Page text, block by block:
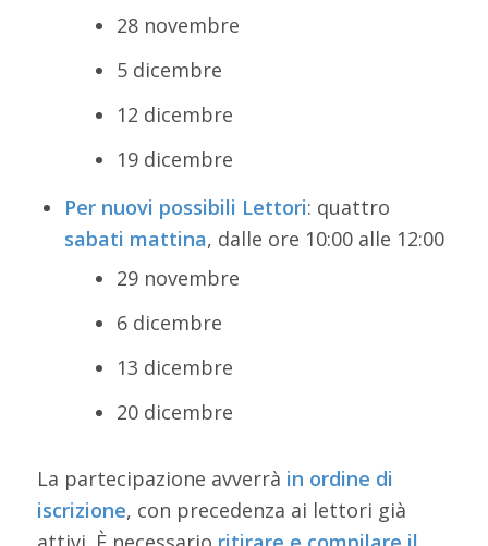
28 novembre
5 dicembre
12 dicembre
19 dicembre
Per nuovi possibili Lettori: quattro
sabati mattina, dalle ore 10:00 alle 12:00
29 novembre
6 dicembre
13 dicembre
20 dicembre
La partecipazione avverrà in ordine di
iscrizione, con precedenza ai lettori già